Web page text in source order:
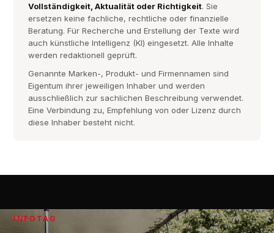
Vollständigkeit, Aktualität oder Richtigkeit. Sie
ersetzen keine fachliche, rechtliche oder finanzielle
Beratung. Für Recherche und Erstellung der Texte wird
auch künstliche Intelligenz (KI) eingesetzt. Alle Inhalte
werden redaktionell geprüft.
Genannte Marken-, Produkt- und Firmennamen sind
Eigentum ihrer jeweiligen Inhaber und werden
ausschließlich zur sachlichen Beschreibung verwendet.
Eine Verbindung zu, Empfehlung von oder Lizenz durch
diese Inhaber besteht nicht.
INFOTAG